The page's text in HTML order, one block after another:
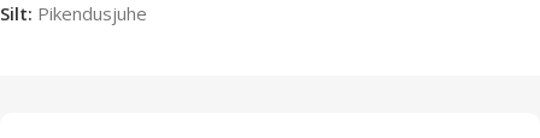
Silt: Pikendusjuhe